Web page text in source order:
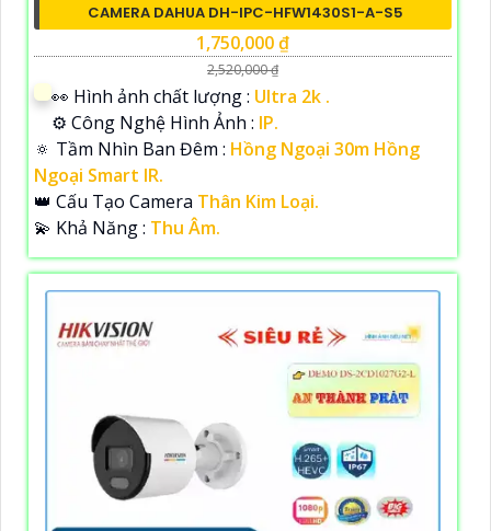
CAMERA DAHUA DH-IPC-HFW1430S1-A-S5
1,750,000 ₫
2,520,000 ₫
️👀 Hình ảnh chất lượng : Ultra 2k .
⚙ Công Nghệ Hình Ảnh : IP.
🔅 Tầm Nhìn Ban Đêm : Hồng Ngoại 30m Hồng
Ngoại Smart IR.
👑 Cấu Tạo Camera Thân Kim Loại.
️💫 Khả Năng : Thu Âm.